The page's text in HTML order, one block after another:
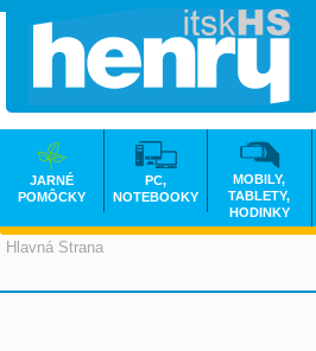
Hlavná Strana
JARNÉ
POMÔCKY
PC,
NOTEBOOKY
MOBILY,
TABLETY,
HODINKY